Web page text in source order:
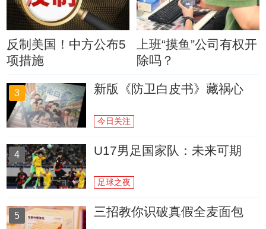
反制美国！中方公布5
项措施
上班“摸鱼”公司有权开
除吗？
3 新版《防卫白皮书》藏祸心
今日关注
4 U17男足国家队：未来可期
足球之夜
5 三招教你识破真假全麦面包